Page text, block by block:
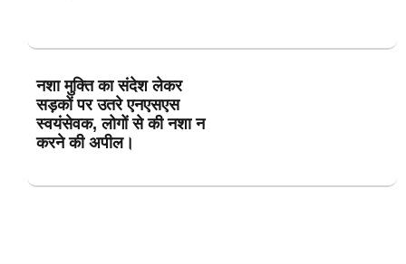
नशा मुक्ति का संदेश लेकर
सड़कों पर उतरे एनएसएस
स्वयंसेवक, लोगों से की नशा न
करने की अपील।